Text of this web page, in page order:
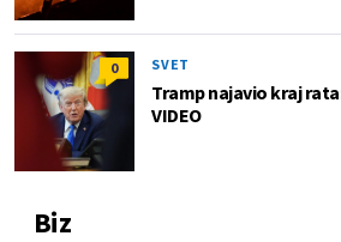
0 SVET
Tramp najavio kraj
VIDEO
Biz